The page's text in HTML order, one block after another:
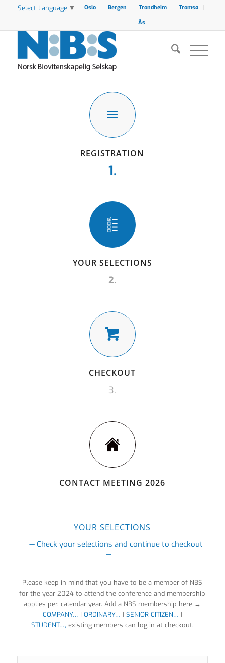
Select Language ▼ Oslo Bergen Trondheim
Tromsø
Ås
REGISTRATION
1.
YOUR SELECTIONS
2.
CHECKOUT
3.
CONTACT MEETING 2026
YOUR SELECTIONS
— Check your selections and continue to checkout
—
Please keep in mind that you have to be a member of NBS
for the year 2024 to attend the conference and membership
applies per. calendar year. Add a NBS membership here →
COMPANY… | ORDINARY… | SENIOR CITIZEN… |
STUDENT…, existing members can log in at checkout.